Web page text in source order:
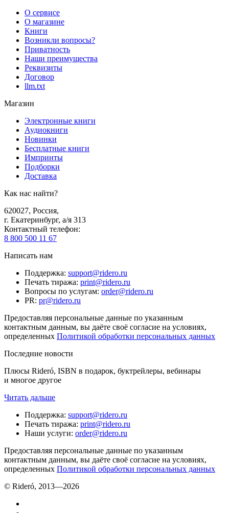
О сервисе
О магазине
Книги
Возникли вопросы?
Приватность
Наши преимущества
Реквизиты
Договор
llm.txt
Магазин
Электронные книги
Аудиокниги
Новинки
Бесплатные книги
Импринты
Подборки
Доставка
Как нас найти?
620027, Россия,
г. Екатеринбург, а/я 313
Контактный телефон:
8 800 500 11 67
Написать нам
Поддержка: support@ridero.ru
Печать тиража: print@ridero.ru
Вопросы по услугам: order@ridero.ru
PR: pr@ridero.ru
Предоставляя персональные данные по указанным
контактным данным, вы даёте своё согласие на условиях,
определенных Политикой обработки персональных данных
Последние новости
Плюсы Rideró, ISBN в подарок, буктрейлеры, вебинары
и многое другое
Читать дальше
Поддержка: support@ridero.ru
Печать тиража: print@ridero.ru
Наши услуги: order@ridero.ru
Предоставляя персональные данные по указанным
контактным данным, вы даёте своё согласие на условиях,
определенных Политикой обработки персональных данных
© Rideró, 2013—2026